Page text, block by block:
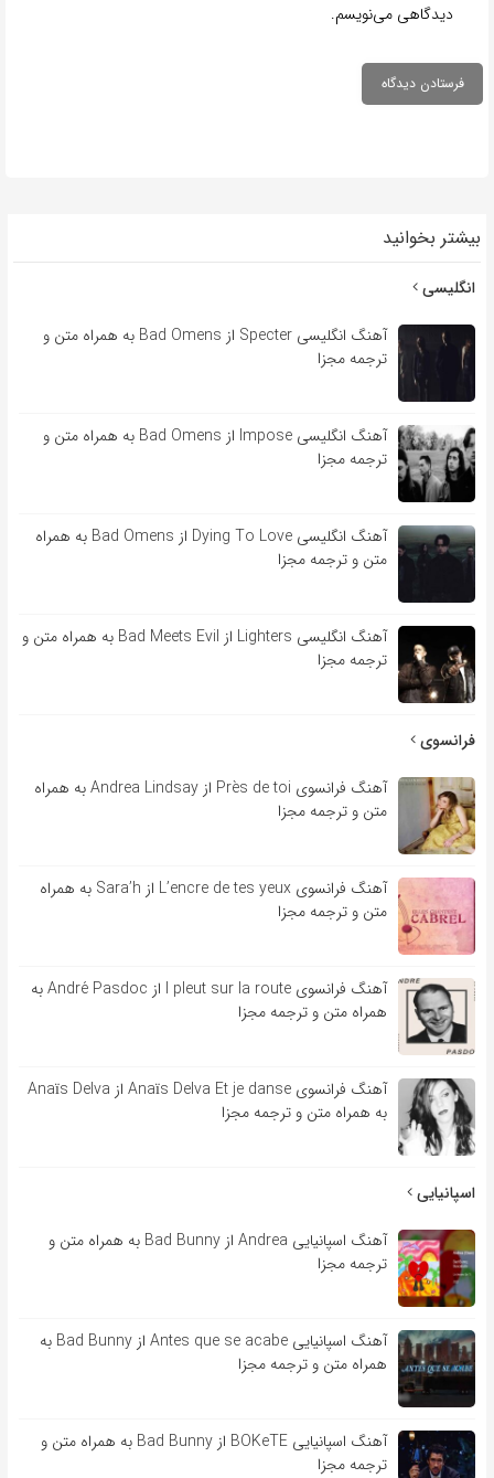
دیدگاهی می‌نویسم.
بیشتر بخوانید
انگلیسی
آهنگ انگلیسی Specter از Bad Omens به همراه متن و
ترجمه مجزا
آهنگ انگلیسی Impose از Bad Omens به همراه متن و
ترجمه مجزا
آهنگ انگلیسی Dying To Love از Bad Omens به همراه
متن و ترجمه مجزا
آهنگ انگلیسی Lighters از Bad Meets Evil به همراه متن و
ترجمه مجزا
فرانسوی
آهنگ فرانسوی Près de toi از Andrea Lindsay به همراه
متن و ترجمه مجزا
آهنگ فرانسوی L’encre de tes yeux از Sara’h به همراه
متن و ترجمه مجزا
آهنگ فرانسوی l pleut sur la route از André Pasdoc به
همراه متن و ترجمه مجزا
آهنگ فرانسوی Anaïs Delva Et je danse از Anaïs Delva
به همراه متن و ترجمه مجزا
اسپانیایی
آهنگ اسپانیایی Andrea از Bad Bunny به همراه متن و
ترجمه مجزا
آهنگ اسپانیایی Antes que se acabe از Bad Bunny به
همراه متن و ترجمه مجزا
آهنگ اسپانیایی BOKeTE از Bad Bunny به همراه متن و
ترجمه مجزا